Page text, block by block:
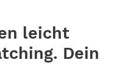
leicht
Dein